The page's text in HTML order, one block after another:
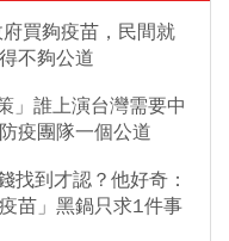
買夠疫苗，民間就
不夠公道
」誰上演台灣需要中
疫團隊一個公道
找到才認？他好奇：
苗」黑鍋只求1件事